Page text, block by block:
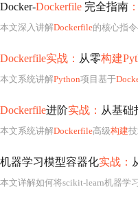
Docker-Dockerfile 完全指南 ：
本文深入讲解Dockerfile的核心指
Dockerfile实战： 从零构建
本文系统讲解Python项目基于
Dockerfile进阶实战： 从基础
本文系统讲解Dockerfile高级构建
机器学习模型容器化实战：
本文详解如何将scikit-learn机器学